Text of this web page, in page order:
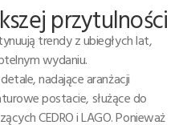
przytulności
trendy z ubiegłych lat,
wydaniu.
nadające aranżacji
postacie, służące do
CEDRO i LAGO. Ponieważ